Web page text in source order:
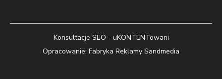
Konsultacje SEO - uKONTENTowani
Opracowanie: Fabryka Reklamy Sandmedia